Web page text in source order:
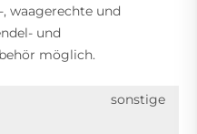
waagerechte und
und
möglich.
sonstige